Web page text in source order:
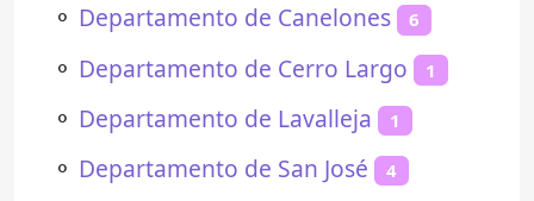
⚬ Departamento de Canelones 6
⚬ Departamento de Cerro Largo 1
⚬ Departamento de Lavalleja 1
⚬ Departamento de San José 4